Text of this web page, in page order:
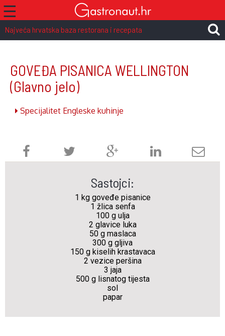
☰
Najveća hrvatska baza restorana i recepata
GOVEĐA PISANICA WELLINGTON
(Glavno jelo)
Specijalitet Engleske kuhinje
Sastojci:
1 kg goveđe pisanice
1 žlica senfa
100 g ulja
2 glavice luka
50 g maslaca
300 g gljiva
150 g kiselih krastavaca
2 vezice peršina
3 jaja
500 g lisnatog tijesta
sol
papar